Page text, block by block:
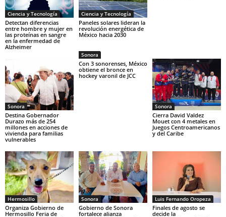
Ciencia y Tecnología
Detectan diferencias
entre hombre y mujer en
las proteínas en sangre
en la enfermedad de
Alzheimer
Ciencia y Tecnología
Paneles solares lideran la
revolución energética de
México hacia 2030
Sonora
Destina Gobernador
Durazo más de 254
millones en acciones de
vivienda para familias
vulnerables
Sonora
Con 3 sonorenses, México
obtiene el bronce en
hockey varonil de JCC
Sonora
Cierra David Valdez
Mouet con 4 metales en
Juegos Centroamericanos
y del Caribe
Hermosillo
Organiza Gobierno de
Hermosillo Feria de
Sonora
Gobierno de Sonora
fortalece alianza
Luis Fernando Oropeza
Finales de agosto se
decide la